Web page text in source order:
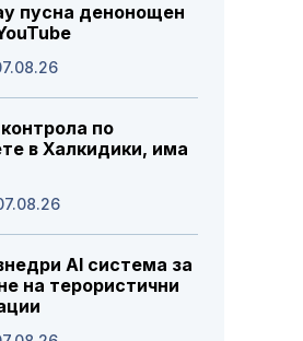
пусна денонощен
по
в Халкидики, има
AI система за
на терористични